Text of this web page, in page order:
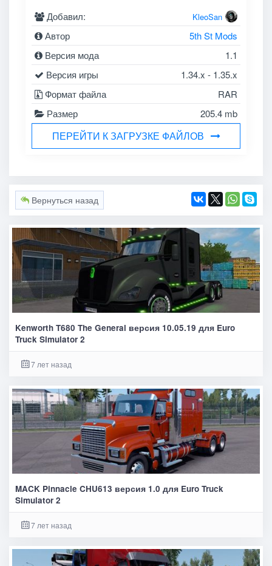
Добавил: KleoSan
Автор
5th St Mods
Версия мода
1.1
Версия игры
1.34.x - 1.35.x
Формат файла
RAR
Размер
205.4 mb
ПЕРЕЙТИ К ЗАГРУЗКЕ ФАЙЛОВ
Вернуться назад
Kenworth T680 The General версия 10.05.19 для Euro
Truck Simulator 2
7 лет назад
MACK Pinnacle CHU613 версия 1.0 для Euro Truck
Simulator 2
7 лет назад